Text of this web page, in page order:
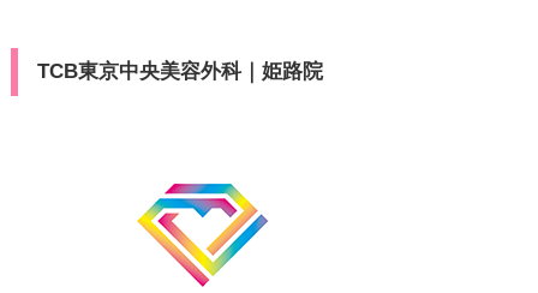
TCB東京中央美容外科｜姫路院